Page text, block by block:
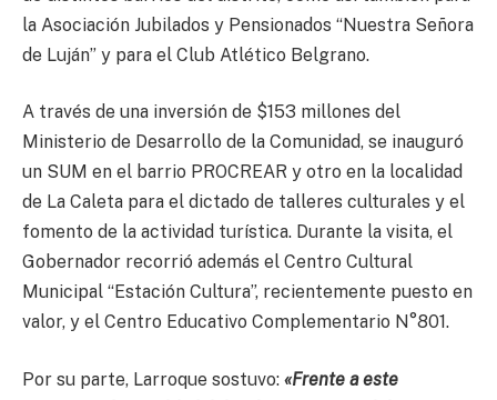
la Asociación Jubilados y Pensionados “Nuestra Señora
de Luján” y para el Club Atlético Belgrano.
A través de una inversión de $153 millones del
Ministerio de Desarrollo de la Comunidad, se inauguró
un SUM en el barrio PROCREAR y otro en la localidad
de La Caleta para el dictado de talleres culturales y el
fomento de la actividad turística. Durante la visita, el
Gobernador recorrió además el Centro Cultural
Municipal “Estación Cultura”, recientemente puesto en
valor, y el Centro Educativo Complementario N°801.
Por su parte, Larroque sostuvo: «Frente a este